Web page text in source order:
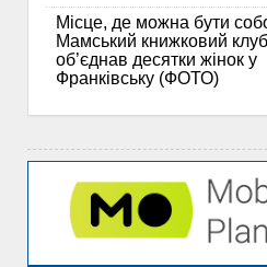
Місце, де можна бути
Мамський книжковий клуб
об’єднав десятки жінок у
Франківську (ФОТО)